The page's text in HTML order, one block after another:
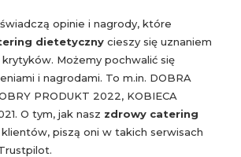
opinie i nagrody, które
dietetyczny cieszy się uznaniem
Możemy pochwalić się
i nagrodami. To m.in. DOBRA
PRODUKT 2022, KOBIECA
O tym, jak nasz zdrowy catering
klientów, piszą oni w takich serwisach